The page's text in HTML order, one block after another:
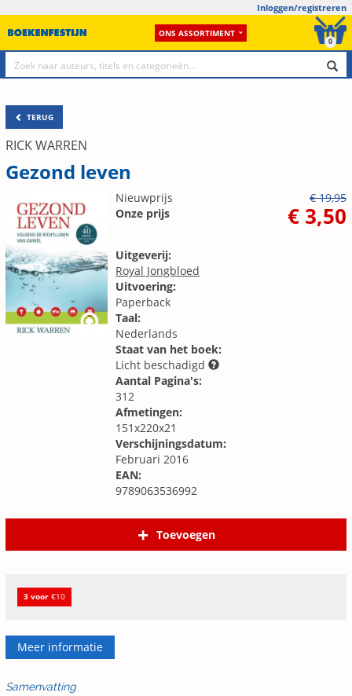
Inloggen/registreren
ONS ASSORTIMENT
0
TERUG
RICK WARREN
Gezond leven
Nieuwprijs
€ 19,95
Onze prijs
€ 3,50
Uitgeverij:
Royal Jongbloed
Uitvoering:
Paperback
Taal:
Nederlands
Staat van het boek:
Licht beschadigd
Aantal Pagina's:
312
Afmetingen:
151x220x21
Verschijningsdatum:
Februari 2016
EAN:
9789063536992
Toevoegen
3 voor €10
Meer informatie
Samenvatting